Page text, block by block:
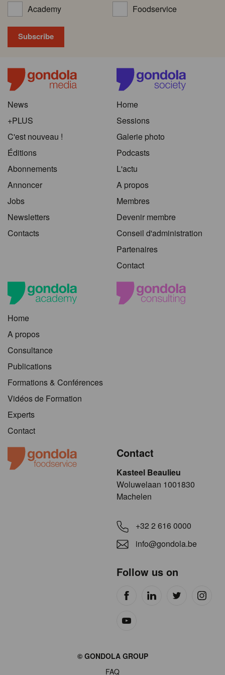
Academy
Foodservice
News
+PLUS
C'est nouveau !
Éditions
Abonnements
Annoncer
Jobs
Newsletters
Contacts
Home
Sessions
Galerie photo
Podcasts
L'actu
A propos
Membres
Devenir membre
Conseil d'administration
Partenaires
Contact
Home
A propos
Consultance
Publications
Formations & Conférences
Vidéos de Formation
Experts
Contact
Contact
Kasteel Beaulieu
​​​Woluwelaan 1001830
Machelen
+32 2 616 0000
info@gondola.be
Follow us on
© GONDOLA GROUP
FAQ